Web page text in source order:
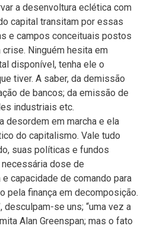
a desenvoltura eclética com
capital transitam por essas
e campos conceituais postos
Ninguém hesita em
disponível, tenha ele o
tiver. A saber, da demissão
de bancos; da emissão de
industriais etc.
desordem em marcha e ela
do capitalismo. Vale tudo
suas políticas e fundos
dose de
capacidade de comando para
pela finança em decomposição.
desculpam-se uns; “uma vez a
Alan Greenspan; mas o fato